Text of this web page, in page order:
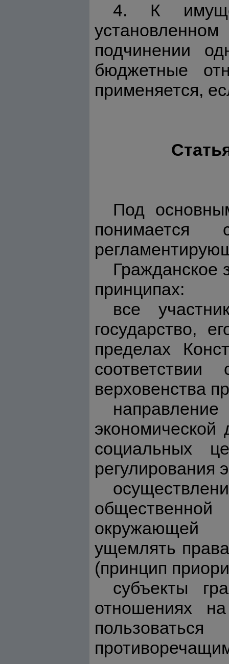
4. К
подчинении
бюджетные
применяется,
Под
понимается
Гражданское
принципах:
все
государство,
пределах
верховенства
экономической
социальных
регулирования
окружающей
ущемлять
(принцип
субъекты
отношениях